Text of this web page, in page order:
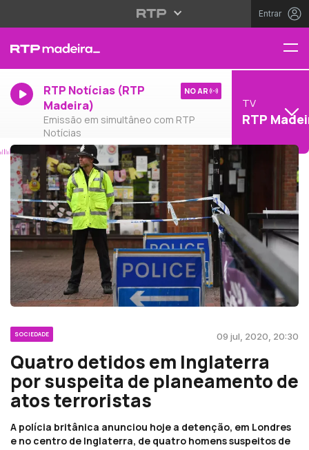
Entrar
RTP Notícias (RTP
Madeira)
Emissão em simultâneo com RTP
Notícias
NO AR
TV
RTP
SOCIEDADE 09 jul, 2020, 20:30
Quatro detidos em Inglaterra
por suspeita de planeamento de
atos terroristas
A polícia britânica anunciou hoje a detenção, em Londres
e no centro de Inglaterra, de quatro homens suspeitos de